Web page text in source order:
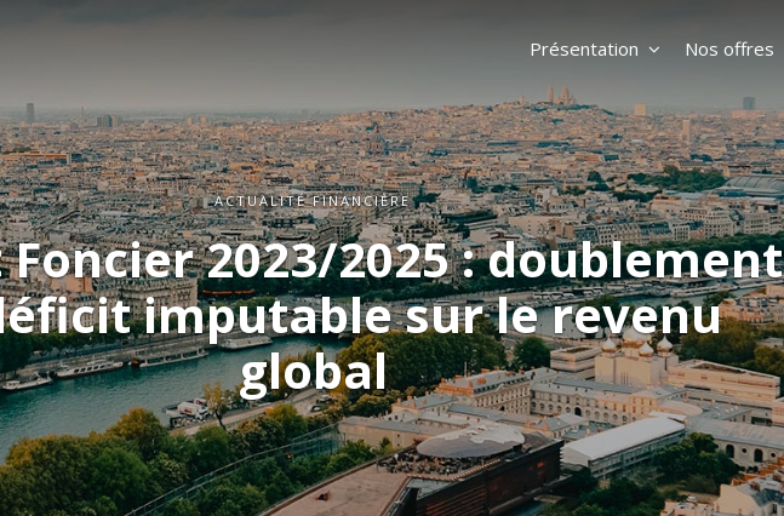
ACTUALITÉ FINANCIÈRE
2023/2025 : doublement
imputable sur le revenu
global
Présentation Nos offres